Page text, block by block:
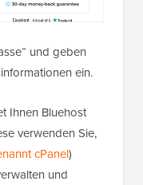
und geben
ein.
Ihnen Bluehost
verwenden Sie,
cPanel)
und